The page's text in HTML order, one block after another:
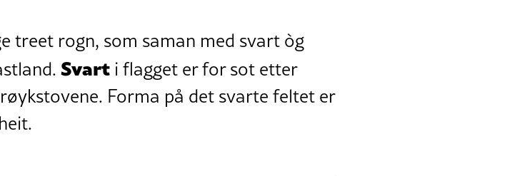
treet rogn, som saman med svart òg
Svart i flagget er for sot etter
Forma på det svarte feltet er